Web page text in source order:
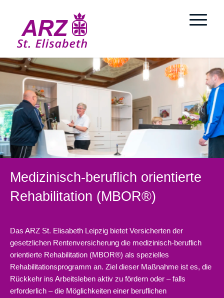
Medizinisch-beruflich orientierte
Rehabilitation (MBOR®)
Das ARZ St. Elisabeth Leipzig bietet Versicherten der
gesetzlichen Rentenversicherung die medizinisch-beruflich
orientierte Rehabilitation (MBOR®) als spezielles
Rehabilitationsprogramm an. Ziel dieser Maßnahme ist es, die
Rückkehr ins Arbeitsleben aktiv zu fördern oder – falls
erforderlich – die Möglichkeiten einer beruflichen